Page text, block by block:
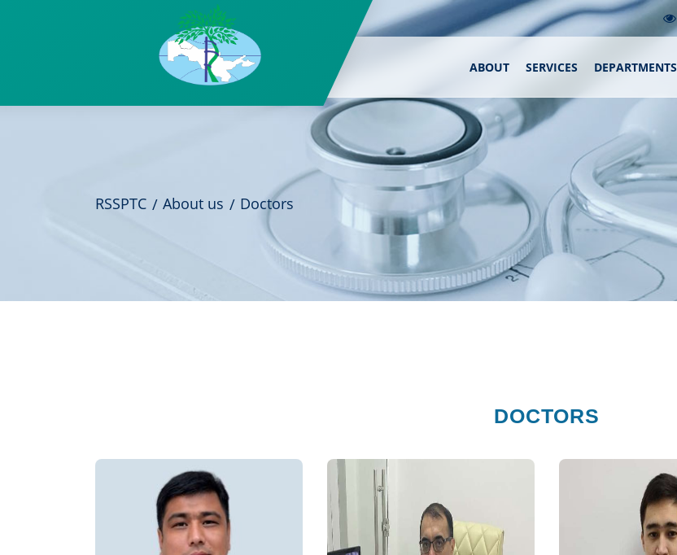
ABOUT SERVICES DEPARTMENTS
RSSPTC About us Doctors
DOCTORS